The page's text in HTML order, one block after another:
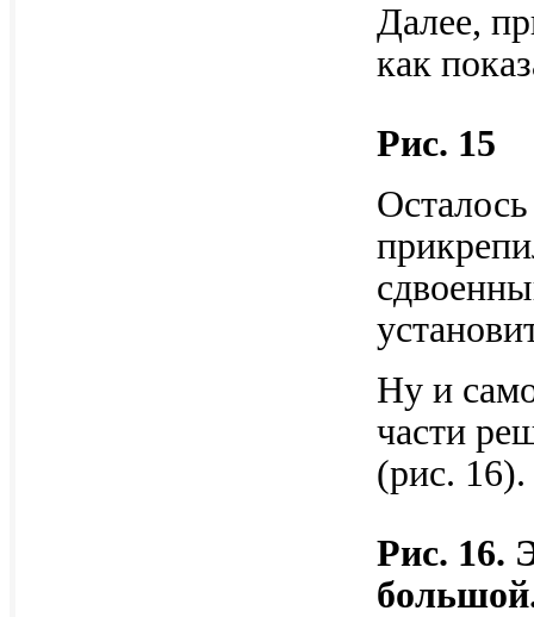
Далее,
как
Рис. 15
Ну и
части
(рис. 16).
Рис. 16.